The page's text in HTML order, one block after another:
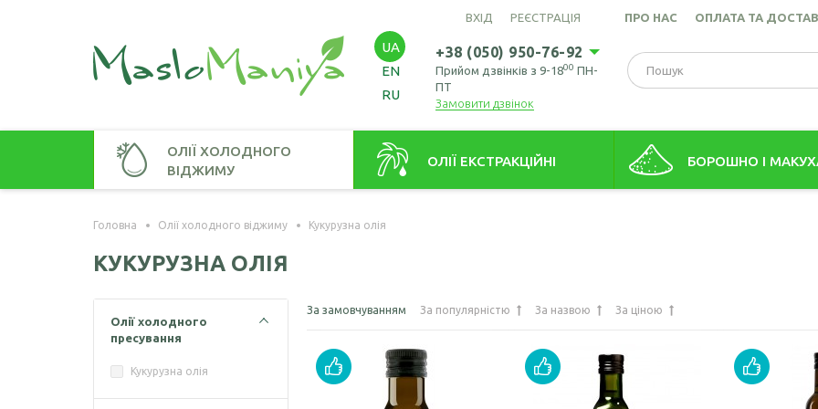
ВХІД РЕЄСТРАЦІЯ ПРО НАС ОПЛАТА ТА
UA
EN
RU
+38 (050) 950-76-92
Прийом дзвінків з 9-1800 ПН-
ПТ
Замовити дзвінок
ОЛІЇ ХОЛОДНОГО
ВІДЖИМУ
Кавунових кісточок олія
Гірчична олія
Волоського горіха олія
ОЛІЇ ЕКСТРАКЦІЙНІ БОРОШНО І
Борошно волоського горіха
Борошно зародків пшениці
Борошно конопляне
Головна Олії холодного віджиму Кукурузна олія
КУКУРУЗНА ОЛІЯ
Олії холодного
пресування
Кукурузна олія
За замовчуванням За популярністю За назвою За ціною